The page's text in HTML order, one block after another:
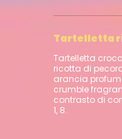
Tartelletta
Tartelletta
ricotta di
arancia
crumble
contrasto di
1, 8.